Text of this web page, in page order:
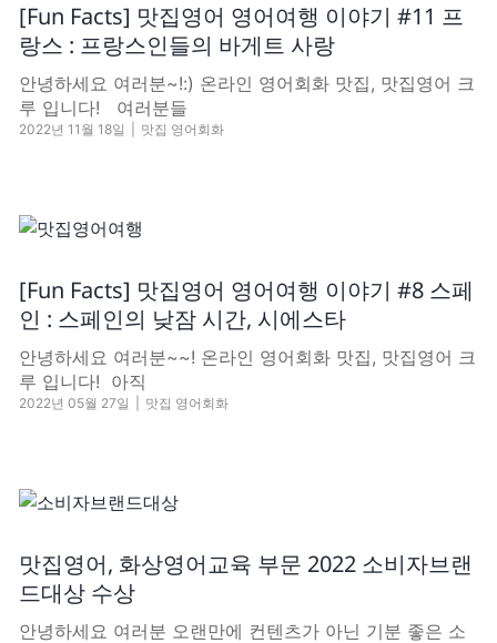
[Fun Facts] 맛집영어 영어여행 이야기 #11 프
랑스 : 프랑스인들의 바게트 사랑
​안녕하세요 여러분~!:) 온라인 영어회화 맛집, 맛집영어 크
루 입니다! 여러분들
2022년 11월 18일 맛집 영어회화
[Fun Facts] 맛집영어 영어여행 이야기 #8 스페
인 : 스페인의 낮잠 시간, 시에스타
안녕하세요 여러분~~! 온라인 영어회화 맛집, 맛집영어 크
루 입니다! ​​ 아직
2022년 05월 27일 맛집 영어회화
맛집영어, 화상영어교육 부문 2022 소비자브랜
드대상 수상
안녕하세요 여러분 오랜만에 컨텐츠가 아닌 기분 좋은 소